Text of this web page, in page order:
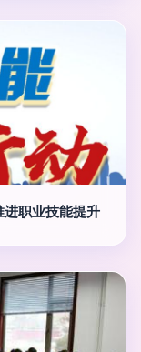
职业技能提升